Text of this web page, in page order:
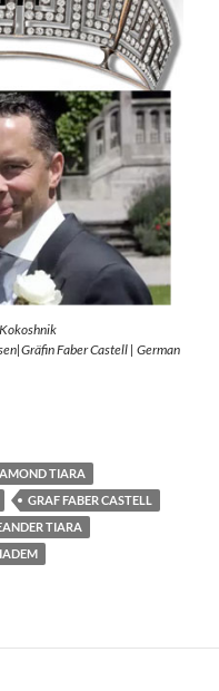
Faber Castell | German
TIARA
GRAF FABER CASTELL
TIARA